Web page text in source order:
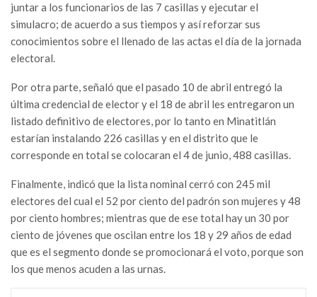
juntar a los funcionarios de las 7 casillas y ejecutar el
simulacro; de acuerdo a sus tiempos y así reforzar sus
conocimientos sobre el llenado de las actas el día de la jornada
electoral.
Por otra parte, señaló que el pasado 10 de abril entregó la
última credencial de elector y el 18 de abril les entregaron un
listado definitivo de electores, por lo tanto en Minatitlán
estarían instalando 226 casillas y en el distrito que le
corresponde en total se colocaran el 4 de junio, 488 casillas.
Finalmente, indicó que la lista nominal cerró con 245 mil
electores del cual el 52 por ciento del padrón son mujeres y 48
por ciento hombres; mientras que de ese total hay un 30 por
ciento de jóvenes que oscilan entre los 18 y 29 años de edad
que es el segmento donde se promocionará el voto, porque son
los que menos acuden a las urnas.